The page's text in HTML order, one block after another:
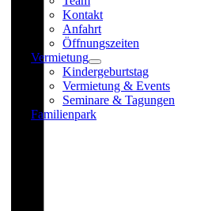
Kontakt
Anfahrt
Öffnungszeiten
Vermietung
Kindergeburtstag
Vermietung & Events
Seminare & Tagungen
Familienpark